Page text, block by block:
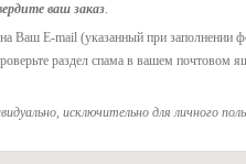
ваш заказ.
Ваш E-mail (указанный при
раздел спама в вашем почтовом
исключительно для личного